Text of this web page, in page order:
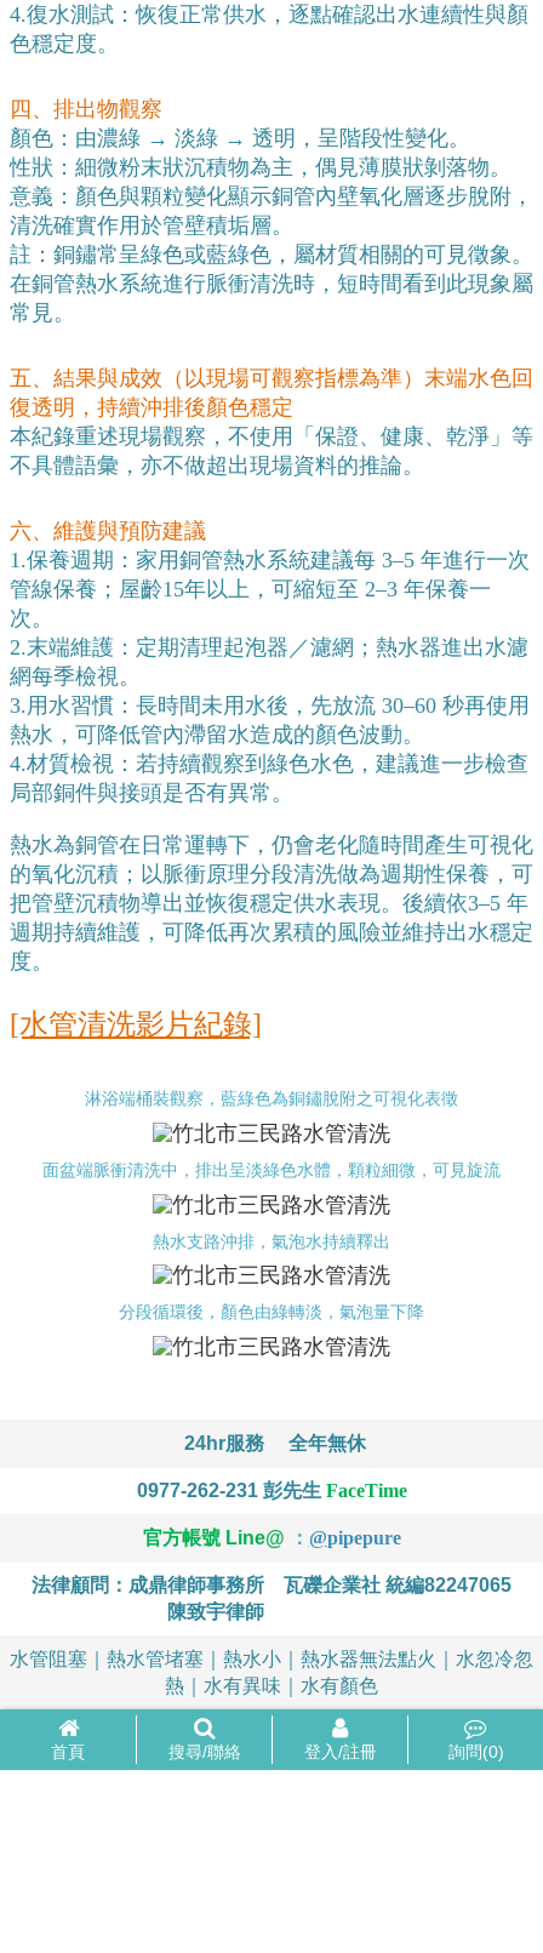
首頁 搜尋/聯絡 登入/註冊 詢問(0)
4.復水測試：恢復正常供水，逐點確認出水連續性與顏
色穩定度。
四、排出物觀察
顏色：由濃綠 → 淡綠 → 透明，呈階段性變化。
性狀：細微粉末狀沉積物為主，偶見薄膜狀剝落物。
意義：顏色與顆粒變化顯示銅管內壁氧化層逐步脫附，
清洗確實作用於管壁積垢層。
註：銅鏽常呈綠色或藍綠色，屬材質相關的可見徵象。
在銅管熱水系統進行脈衝清洗時，短時間看到此現象屬
常見。
五、結果與成效（以現場可觀察指標為準） 末端水色回
復透明，持續沖排後顏色穩定
本紀錄重述現場觀察，不使用「保證、健康、乾淨」等
不具體語彙，亦不做超出現場資料的推論。
六、維護與預防建議
1.保養週期：家用銅管熱水系統建議每 3–5 年進行一次
管線保養；屋齡15年以上，可縮短至 2–3 年保養一
次。
2.末端維護：定期清理起泡器／濾網；熱水器進出水濾
網每季檢視。
3.用水習慣：長時間未用水後，先放流 30–60 秒再使用
熱水，可降低管內滯留水造成的顏色波動。
4.材質檢視：若持續觀察到綠色水色，建議進一步檢查
局部銅件與接頭是否有異常。
熱水為銅管在日常運轉下，仍會老化隨時間產生可視化
的氧化沉積；以脈衝原理分段清洗做為週期性保養，可
把管壁沉積物導出並恢復穩定供水表現。後續依3–5 年
週期持續維護，可降低再次累積的風險並維持出水穩定
度。
[水管清洗影片紀錄]
淋浴端桶裝觀察，藍綠色為銅鏽脫附之可視化表徵
面盆端脈衝清洗中，排出呈淡綠色水體，顆粒細微，可見旋流
熱水支路沖排，氣泡水持續釋出
分段循環後，顏色由綠轉淡，氣泡量下降
24hr服務 全年無休
0977-262-231 彭先生 FaceTime
官方帳號 Line@ ： @pipepure
法律顧問：成鼎律師事務所
陳致宇律師
瓦礫企業社 統編82247065
水管阻塞｜熱水管堵塞｜熱水小｜熱水器無法點火｜水忽冷忽
熱｜水有異味｜水有顏色